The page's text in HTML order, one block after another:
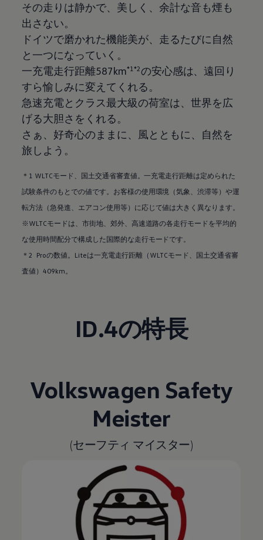
その走りは静かで、美しく、余計な音も煙も
出さない。
ドイツで磨かれた機能美が、走るたびに自然
と一つになっていく。
一充電走行距離587km*1*2の安心感は、遠回り
すら愉しみに変えてくれる。
急速充電とクラス最大級の荷室は、世界を広
げる大胆さをくれる。
さぁ、好奇心のままに、風とともに、自然を
旅しよう。
＊1 WLTCモード、国土交通省審査値。一充電走行距離は定められた
試験条件のもとでの値です。お客様の使用環境（気象、渋滞等）や運
転方法（急発進、エアコン使用等）に応じて値は大きく異なります。
※WLTCモードは、市街地、郊外、高速道路の各走行モードを平均的
な使用時間配分で構成した国際的な走行モードです。
＊2 Proの数値。Liteは一充電走行距離（WLTCモード、国土交通省審
査値）409km。
ID.4の特長
Volkswagen Safety
Meister
(セーフティ マイスター)